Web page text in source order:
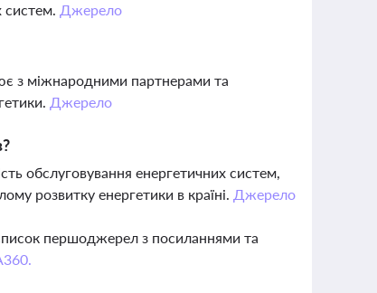
систем. Джерело
з міжнародними партнерами та
Джерело
обслуговування енергетичних систем,
розвитку енергетики в країні. Джерело
першоджерел з посиланнями та